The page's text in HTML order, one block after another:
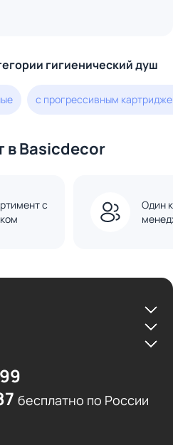
гигиенический душ
с прогрессивным
в Basicdecor
с
Один
бесплатно по России